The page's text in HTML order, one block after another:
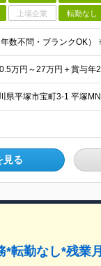
上場企業 転勤なし
見る
転勤なし*残業